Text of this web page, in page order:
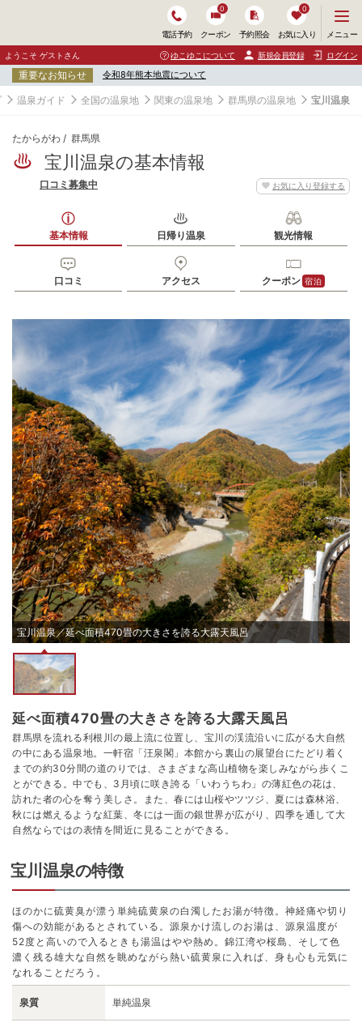
電話予約 クーポン
0
予約照会 お気に入り
0
ニ
ュ
ー
開
く
メニュー
ようこそ ゲストさん ゆこゆこについて 新規会員登録 ログイン
重要なお知らせ 令和8年熊本地震について
温泉ガイド 全国の温泉地 関東の温泉地 群馬県の温泉地 宝川温泉
たからがわ 群馬県
宝川温泉の基本情報
お気に入り登録する
口コミ募集中
基本情報 日帰り温泉 観光情報
口コミ アクセス クーポン 宿泊
宝川温泉／延べ面積470畳の大きさを誇る大露天風呂
延べ面積470畳の大きさを誇る大露天風呂
群馬県を流れる利根川の最上流に位置し、宝川の渓流沿いに広がる大自然
の中にある温泉地。一軒宿「汪泉閣」本館から裏山の展望台にたどり着く
までの約30分間の道のりでは、さまざまな高山植物を楽しみながら歩くこ
とができる。中でも、3月頃に咲き誇る「いわうちわ」の薄紅色の花は、
訪れた者の心を奪う美しさ。また、春には山桜やツツジ、夏には森林浴、
秋には燃えるような紅葉、冬には一面の銀世界が広がり、四季を通して大
自然ならではの表情を間近に見ることができる。
宝川温泉の特徴
ほのかに硫黄臭が漂う単純硫黄泉の白濁したお湯が特徴。神経痛や切り
傷への効能があるとされている。源泉かけ流しのお湯は、源泉温度が
52度と高いので入るときも湯温はやや熱め。錦江湾や桜島、そして色
濃く残る雄大な自然を眺めながら熱い硫黄泉に入れば、身も心も元気に
なれることだろう。
泉質 単純温泉